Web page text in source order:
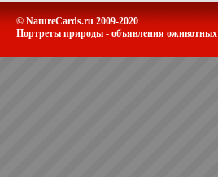
© NatureCards.ru 2009-2020
Портреты природы - объявления оживотных